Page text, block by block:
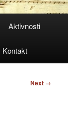
Aktivnosti
Kontakt
Next →